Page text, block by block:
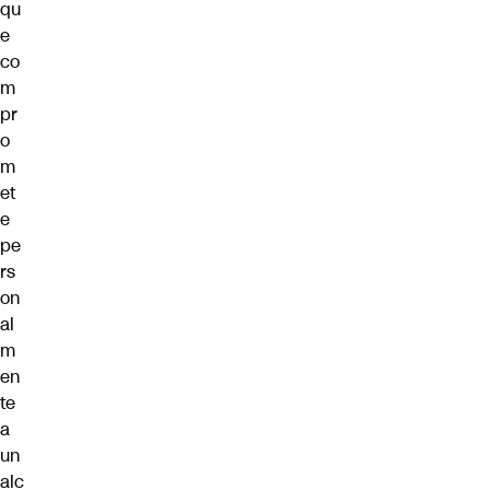
qu
e
co
m
pr
o
m
et
e
pe
rs
on
al
m
en
te
a
un
alc